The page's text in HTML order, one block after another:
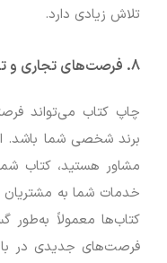
تلاش زیادی دارد.
8. فرصت‌های تجاری و
چاپ کتاب می‌تواند
برند شخصی شما باشد.
مشاور هستید، کتاب شما
خدمات شما به
کتاب‌ها معمولاً
فرصت‌های جدیدی در